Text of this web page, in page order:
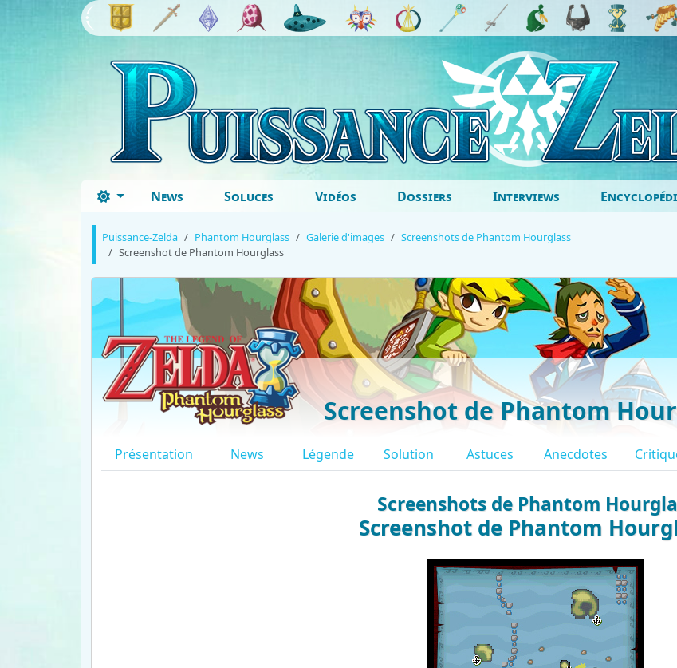
News Soluces Vidéos Dossiers Interviews
Puissance-Zelda Phantom Hourglass Galerie d'images
Screenshots de Phantom Hourglass
Screenshot de Phantom Hourglass
Screenshot de Phantom
Présentation News Légende Solution Astuces Anecdotes
Screenshots de Phantom
Screenshot de Phantom